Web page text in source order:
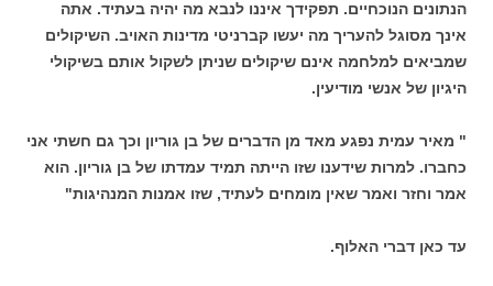
הנתונים הנוכחיים. תפקידך איננו לנבא מה יהיה בעתיד. אתה
אינך מסוגל להעריך מה יעשו קברניטי מדינות האויב. השיקולים
שמביאים למלחמה אינם שיקולים שניתן לשקול אותם בשיקולי
היגיון של אנשי מודיעין.
" מאיר עמית נפגע מאד מן הדברים של בן גוריון וכך גם חשתי אני
כחברו. למרות שידענו שזו הייתה תמיד עמדתו של בן גוריון. הוא
אמר וחזר ואמר שאין מומחים לעתיד, שזו אמנות המנהיגות"
עד כאן דברי האלוף.